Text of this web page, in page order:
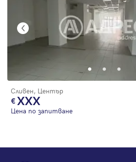
Сливен, Център
XXX
Цена по запитване